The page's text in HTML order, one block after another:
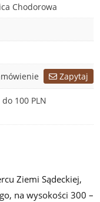
Chodorowa
Zapytaj
100 PLN
Ziemi Sądeckiej,
na wysokości 300 –